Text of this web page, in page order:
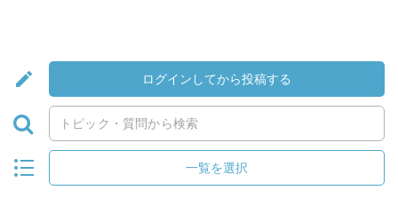
ログインしてから投稿する
一覧を選択